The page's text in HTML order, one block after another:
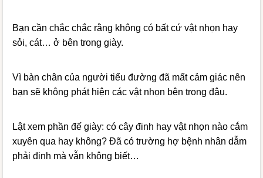
Bạn cần chắc chắc rằng không có bất cứ vật nhọn hay
sỏi, cát… ở bên trong giày.
Vì bàn chân của người tiểu đường đã mất cảm giác nên
bạn sẽ không phát hiện các vật nhọn bên trong đâu.
Lật xem phần đế giày: có cây đinh hay vật nhọn nào cắm
xuyên qua hay không? Đã có trường hợ bệnh nhân dẫm
phải đinh mà vẫn không biết…